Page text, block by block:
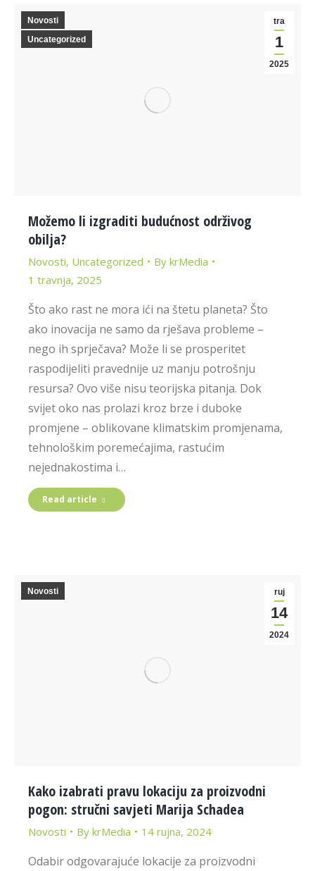
tra
1
2025
Novosti
Uncategorized
Možemo li izgraditi budućnost održivog
obilja?
Novosti, Uncategorized By krMedia
1 travnja, 2025
Što ako rast ne mora ići na štetu planeta? Što
ako inovacija ne samo da rješava probleme –
nego ih sprječava? Može li se prosperitet
raspodijeliti pravednije uz manju potrošnju
resursa? Ovo više nisu teorijska pitanja. Dok
svijet oko nas prolazi kroz brze i duboke
promjene – oblikovane klimatskim promjenama,
tehnološkim poremećajima, rastućim
nejednakostima i…
Read article
ruj
14
2024
Novosti
Kako izabrati pravu lokaciju za proizvodni
pogon: stručni savjeti Marija Schadea
Novosti By krMedia 14 rujna, 2024
Odabir odgovarajuće lokacije za proizvodni